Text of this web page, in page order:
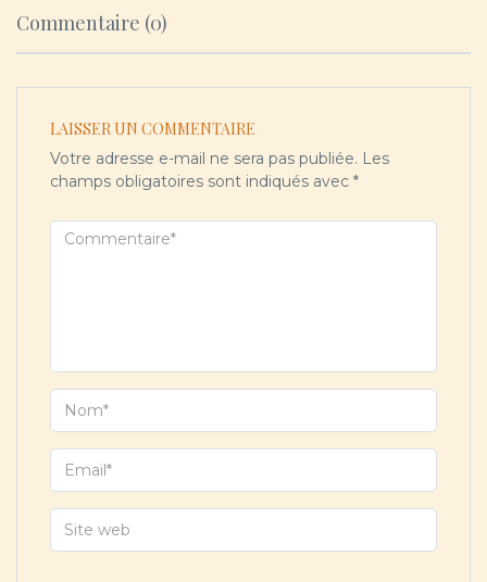
Commentaire (0)
LAISSER UN COMMENTAIRE
Votre adresse e-mail ne sera pas publiée. Les
champs obligatoires sont indiqués avec *